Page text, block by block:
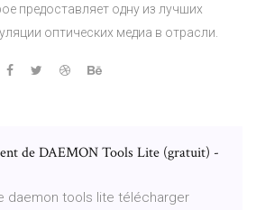
предоставляет одну из лучших
оптических медиа в отрасли.
de DAEMON Tools Lite (gratuit) -
daemon tools lite télécharger